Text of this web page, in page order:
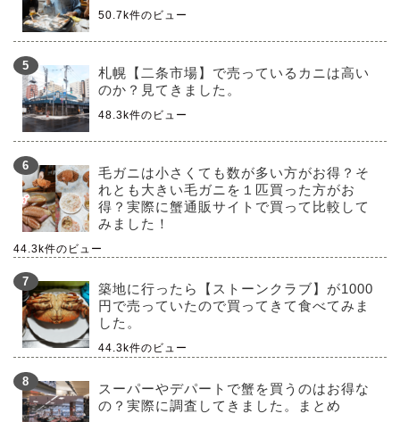
50.7k件のビュー
札幌【二条市場】で売っているカニは高い
のか？見てきました。
48.3k件のビュー
毛ガニは小さくても数が多い方がお得？そ
れとも大きい毛ガニを１匹買った方がお
得？実際に蟹通販サイトで買って比較して
みました！
44.3k件のビュー
築地に行ったら【ストーンクラブ】が1000
円で売っていたので買ってきて食べてみま
した。
44.3k件のビュー
スーパーやデパートで蟹を買うのはお得な
の？実際に調査してきました。まとめ